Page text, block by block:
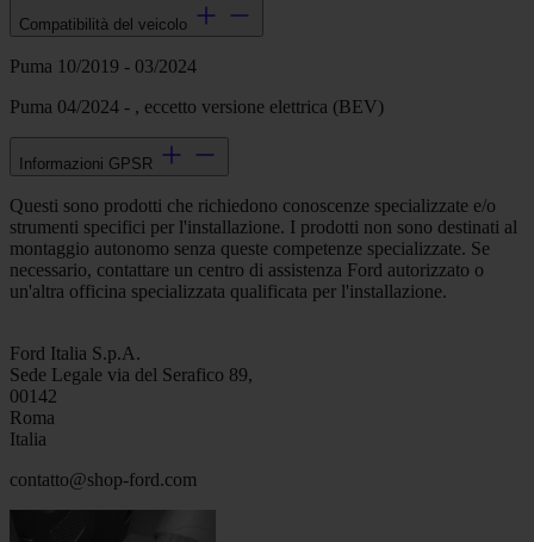
Compatibilità del veicolo
Puma 10/2019 - 03/2024
Puma 04/2024 - , eccetto versione elettrica (BEV)
Informazioni GPSR
Questi sono prodotti che richiedono conoscenze specializzate e/o
strumenti specifici per l'installazione. I prodotti non sono destinati al
montaggio autonomo senza queste competenze specializzate. Se
necessario, contattare un centro di assistenza Ford autorizzato o
un'altra officina specializzata qualificata per l'installazione.
Ford Italia S.p.A.
Sede Legale via del Serafico 89,
00142
Roma
Italia
contatto@shop-ford.com